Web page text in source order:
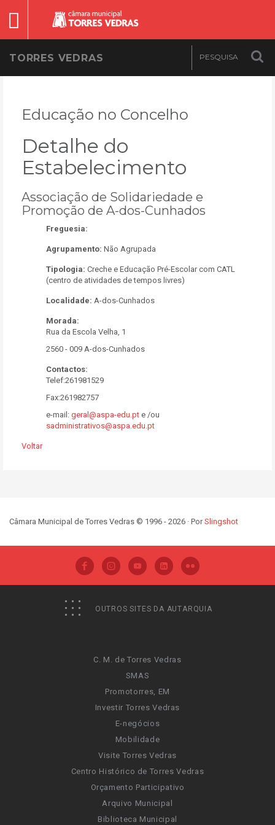
TORRES VEDRAS
Educação no Concelho
Detalhe do
Estabelecimento
Associação de Solidariedade e
Promoção de A-dos-Cunhados
Freguesia:
Agrupamento: Não Agrupada
Tipologia: Creche e Educação Pré-Escolar com CATL
(centro de atividades de tempos livres)
Localidade: A-dos-Cunhados
Morada:
Rua da Escola Velha, 1
2560 - 009 A-dos-Cunhados
Contactos:
Telef:261981529
Fax:261982757
e-mail: geral@aspa-edu.pt e /ou
sadministrativos@aspa.edu.pt
Voltar
Câmara Municipal de Torres Vedras © 1996 - 2026 · PorSlingshot
OUTROS SITES DA AUTARQUIA
C. M. de Torres Vedras
SMAS
Promotorres, EM
Investir Torres Vedras
E-negócios
Mobilidade
Visite Torres Vedras
Centro Histórico de Torres Vedras
Orçamento Participativo
Arquivo Municipal
Biblioteca Municipal